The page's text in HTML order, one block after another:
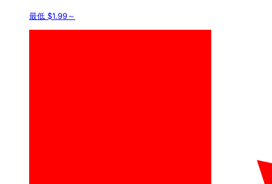
最低 $1.99～